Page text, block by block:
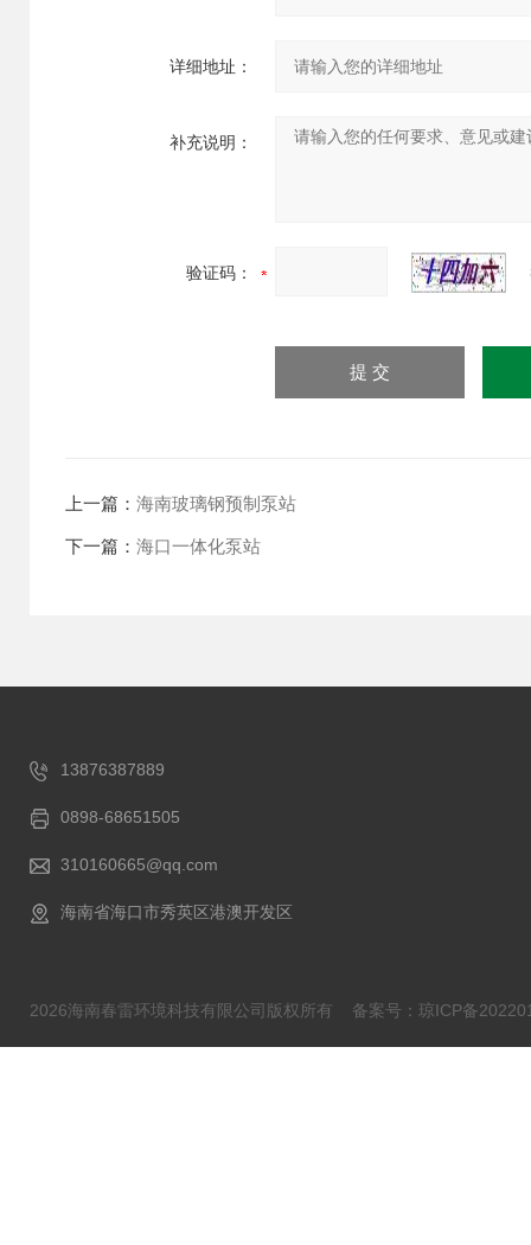
详细地址：
补充说明：
验证码：
上一篇： 海南玻璃钢预制泵站
下一篇： 海口一体化泵站
13876387889
0898-68651505
310160665@qq.com
海南省海口市秀英区港澳开发区
2026海南春雷环境科技有限公司版权所有 备案号：琼ICP备